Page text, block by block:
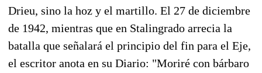
Drieu, sino la hoz y el martillo. El 27 de diciembre
de 1942, mientras que en Stalingrado arrecia la
batalla que señalará el principio del fin para el Eje,
el escritor anota en su Diario: "Moriré con bárbaro